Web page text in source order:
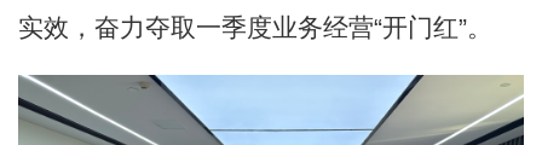
实效，奋力夺取一季度业务经营“开门红”。